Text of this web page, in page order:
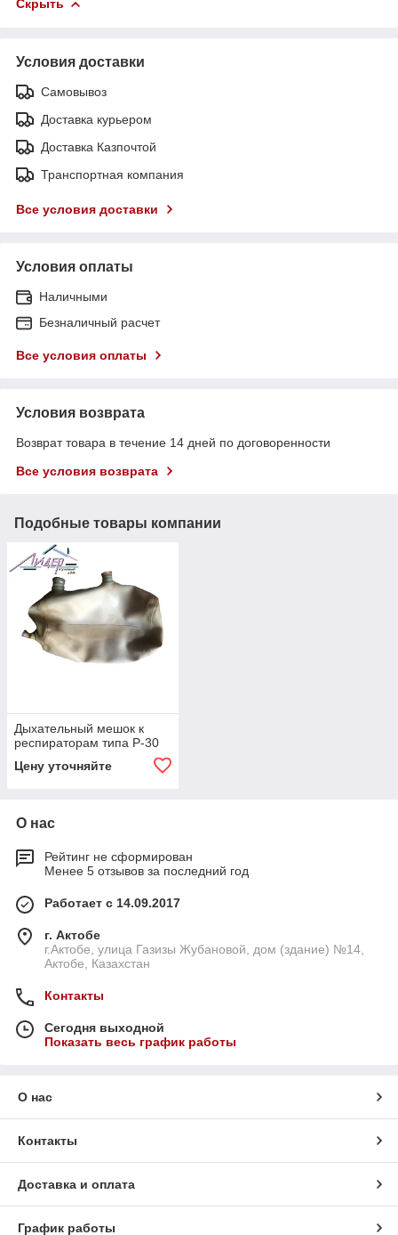
Скрыть
Условия доставки
Самовывоз
Доставка курьером
Доставка Казпочтой
Транспортная компания
Все условия доставки
Условия оплаты
Наличными
Безналичный расчет
Все условия оплаты
Условия возврата
Возврат товара в течение 14 дней по договоренности
Все условия возврата
Подобные товары компании
Дыхательный мешок к
респираторам типа Р-30
Цену уточняйте
О нас
Рейтинг не сформирован
Менее 5 отзывов за последний год
Работает с 14.09.2017
г. Актобе
г.Актобе, улица Газизы Жубановой, дом (здание) №14,
Актобе, Казахстан
Контакты
Сегодня выходной
Показать весь график работы
О нас
Контакты
Доставка и оплата
График работы